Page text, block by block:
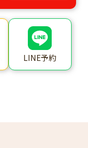
LINE予約